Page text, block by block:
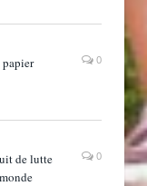
0
papier
0
de lutte